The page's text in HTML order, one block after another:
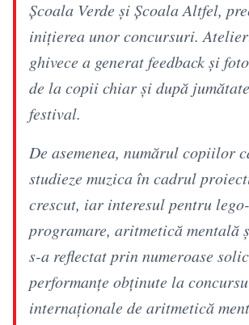
Școala Verde și Școala Altfel,
inițierea unor concursuri.
ghivece a generat feedback și
de la copii chiar și după
festival.
De asemenea, numărul copiilor
studieze muzica în cadrul
crescut, iar interesul pentru
programare, aritmetică mentală
s-a reflectat prin numeroase
performanțe obținute la
internaționale de aritmetică